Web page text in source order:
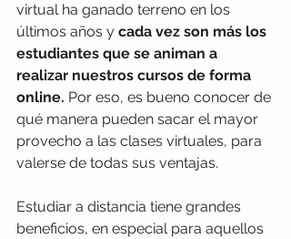
virtual ha ganado terreno en los
últimos años y cada vez son más los
estudiantes que se animan a
realizar nuestros cursos de forma
online. Por eso, es bueno conocer de
qué manera pueden sacar el mayor
provecho a las clases virtuales, para
valerse de todas sus ventajas.
Estudiar a distancia tiene grandes
beneficios, en especial para aquellos